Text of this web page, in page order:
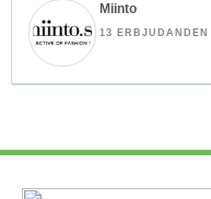
Miinto
13 ERBJUDANDEN